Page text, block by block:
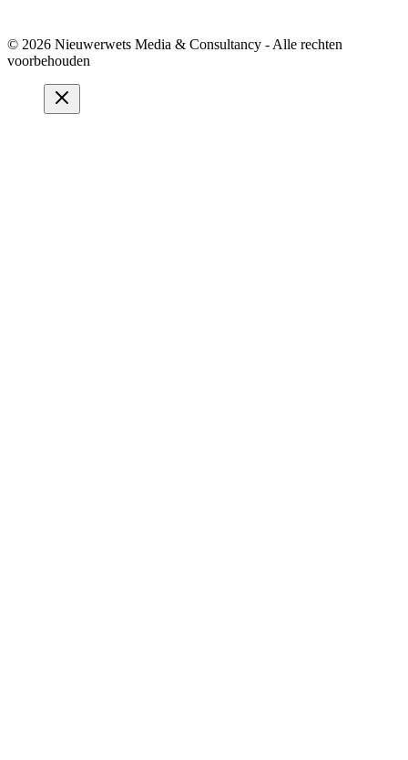
© 2026 Nieuwerwets Media & Consultancy - Alle rechten
voorbehouden